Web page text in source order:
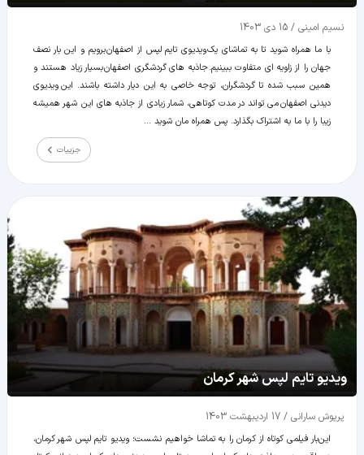
نسیم امینی / 15 دی 1403
با ما همراه شوید تا به تماشای یک ویدیوی تایم لپس از اصفهان برویم و این بار نصف
جهان را از زاویه ای متفاوت ببینیم. جاذبه های گردشگری اصفهان بسیار زیاد هستند و
همین سبب شده تا گردشگران، توجه خاصی به این دیار داشته باشند. این ویدیوی
دیدنی اصفهان می تواند در مدت کوتاهی، شمار زیادی از جاذبه های این شهر همیشه
زیبا را با ما به اشتراک بگذارد. پس همراه مان شوید ...
جزییات
ویدیو تایم لپس شهر کرمان
پریوش سارانی / 17 اردیبهشت 1403
این‌بار فیلمی کوتاه از کرمان را به تماشا خواهیم نشست؛ ویدیو تایم لپس شهر کرمان،